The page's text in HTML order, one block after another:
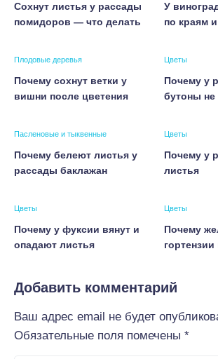
Сохнут листья у рассады
помидоров — что делать
У
по краям
Плодовые деревья
Почему сохнут ветки у
вишни после цветения
Цветы
Почему у
бутоны не
Пасленовые и тыквенные
Почему белеют листья у
рассады баклажан
Цветы
Почему у
листья
Цветы
Почему у фуксии вянут и
опадают листья
Цветы
Почему
Добавить комментарий
Ваш адрес email не будет
Обязательные поля помечены *